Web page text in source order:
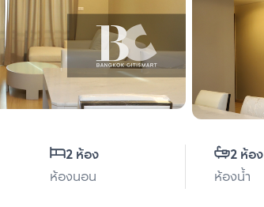
2 ห้อง
ห้องนอน
2 ห้อง
ห้องน้ำ